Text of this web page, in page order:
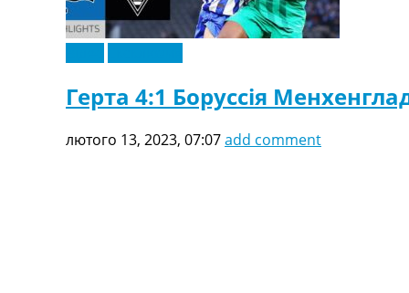
Герта 4:1 Боруссія
лютого 13, 2023, 07:07add comment